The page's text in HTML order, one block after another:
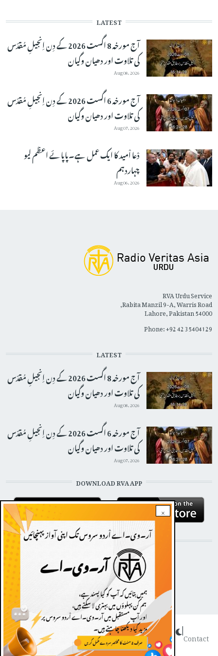
LATEST
آج مورخہ 8 اگست 2026 کے دِن اِنجیلِ مُقدّس
کی تلاوت اور دھیان وگیان
Aug 08, 2026
آج مورخہ 6 اگست 2026 کے دِن اِنجیلِ مُقدّس
کی تلاوت اور دھیان وگیان
Aug 07, 2026
دْعا اْمید کا ایک عمل ہے۔پاپائے اعظم لیو
چہاردہم
Aug 06, 2026
×
RVA Urdu Service
Rabita Manzil 9-A, Warris Road,
Lahore, Pakistan 54000
Phone: +92 42 35404129
LATEST
آج مورخہ 8 اگست 2026 کے دِن اِنجیلِ مُقدّس
کی تلاوت اور دھیان وگیان
Aug 08, 2026
آج مورخہ 6 اگست 2026 کے دِن اِنجیلِ مُقدّس
کی تلاوت اور دھیان وگیان
Aug 07, 2026
DOWNLOAD RVA APP
STAY CONNECTED WITH US!
Contact
|
Dark theme